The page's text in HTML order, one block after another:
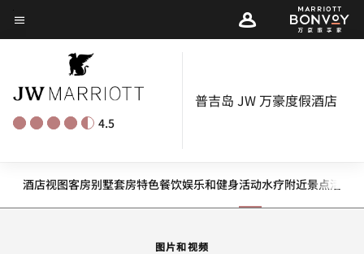
Skip
to菜单文本
4.5
普吉岛 JW 万豪度假酒店
向左箭头
酒店视图客房别墅套房特色餐饮娱乐和健身活动水疗附近景点活动
图片和视频